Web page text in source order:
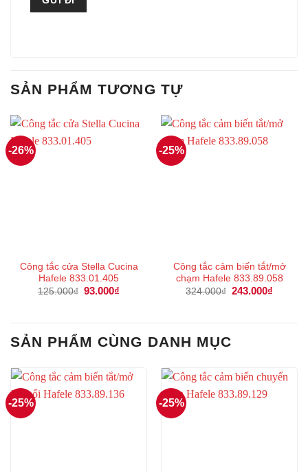
SẢN PHẨM TƯƠNG TỰ
-26%
Công tắc cửa Stella Cucina
Hafele 833.01.405
125.000₫ Giá
93.000₫
-25%
Công tắc cảm biến tắt/mở
chạm Hafele 833.89.058
324.000₫ Giá
243.000₫
SẢN PHẨM CÙNG DANH MỤC
-25% -25%